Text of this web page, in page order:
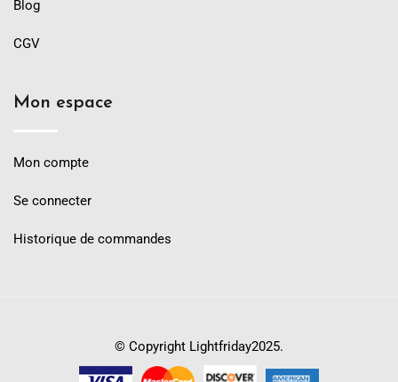
Blog
CGV
Mon espace
Mon compte
Se connecter
Historique de commandes
© Copyright Lightfriday2025.